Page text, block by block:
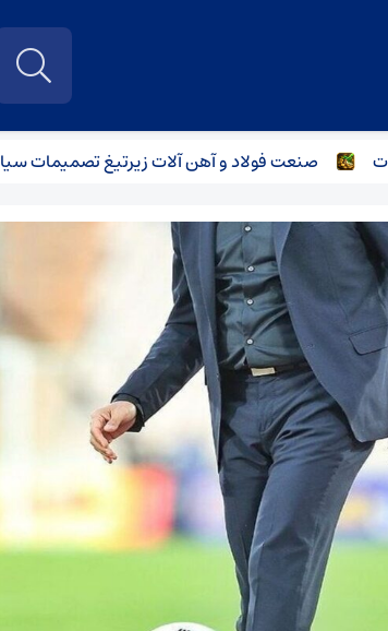
صنعت فولاد و آهن آلات زیر‌تیغ تصمیمات سیاسی